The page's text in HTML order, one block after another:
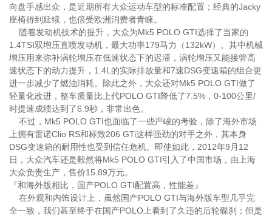
向盘手感出众，是近期所有大众运动车型的标准配置；经典的Jacky
座椅得到延续，也倍受欧洲消费者青睐。
随着发动机技术的提升，大众为Mk5 POLO GTI选择了当家的
1.4TSI双增压直喷发动机，最大功率179马力（132kW）。其中机械
增压用来弥补涡轮增压在低速状态下的迟滞，涡轮增压又能接管高
速状态下的动力提升，1.4L的实际排放量和7速DSG变速箱的组合更
进一步减少了燃油消耗。除此之外，大众还对Mk5 POLO GTI做了
轻量化改进，整车质量比上代POLO GTI降低了7.5%，0-100公里/
时提速成绩达到了6.9秒，非常出色。
不过，Mk5 POLO GTI也面临了一些严峻的考验，除了海外市场
上拥有雷诺Clio RS和标致206 GTi这样强劲的对手之外，其本身
DSG变速箱的耐用性也受到信任危机。即使如此，2012年9月12
日，大众汽车还是毅然将Mk5 POLO GTI引入了中国市场，由上海
大众负责生产，售价15.89万元。
『和海外版相比，国产POLO GTI配置高，性能差』
在外观和内饰设计上，虽然国产POLO GTI与海外版车型几乎完
全一致，我们甚至终于在国产POLO上看到了久违的后轮碟刹；但是